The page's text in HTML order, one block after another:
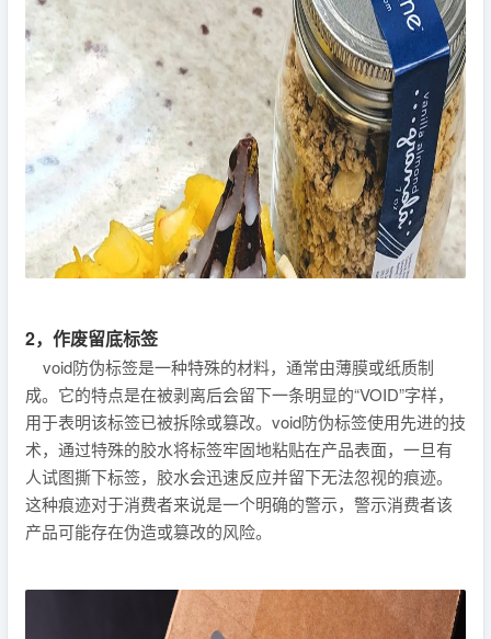
2，作废留底标签
void防伪标签是一种特殊的材料，通常由薄膜或纸质制
成。它的特点是在被剥离后会留下一条明显的“VOID”字样，
用于表明该标签已被拆除或篡改。void防伪标签使用先进的技
术，通过特殊的胶水将标签牢固地粘贴在产品表面，一旦有
人试图撕下标签，胶水会迅速反应并留下无法忽视的痕迹。
这种痕迹对于消费者来说是一个明确的警示，警示消费者该
产品可能存在伪造或篡改的风险。